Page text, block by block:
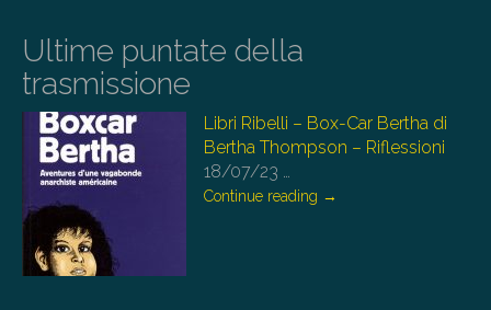
Ultime puntate della
trasmissione
Libri Ribelli – Box-Car Bertha di
Bertha Thompson – Riflessioni
18/07/23 …
Continue reading →